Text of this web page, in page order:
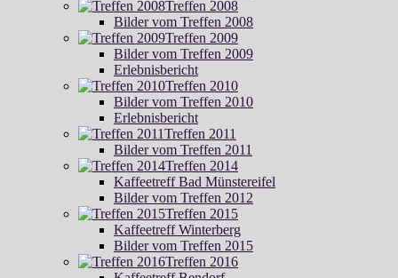
Treffen 2008
Bilder vom Treffen 2008
Treffen 2009
Bilder vom Treffen 2009
Erlebnisbericht
Treffen 2010
Bilder vom Treffen 2010
Erlebnisbericht
Treffen 2011
Bilder vom Treffen 2011
Treffen 2014
Kaffeetreff Bad Münstereifel
Bilder vom Treffen 2012
Treffen 2015
Kaffeetreff Winterberg
Bilder vom Treffen 2015
Treffen 2016